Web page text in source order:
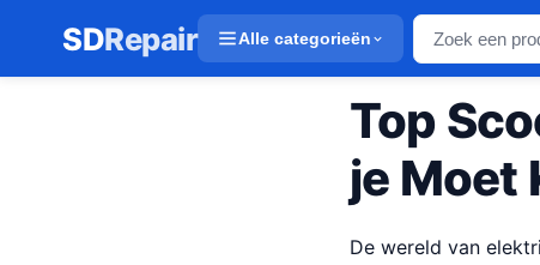
SDRepair Alle categorieën
Top
je Moet
De wereld van